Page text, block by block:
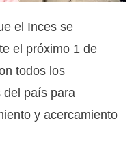
el Inces se
el próximo 1 de
todos los
del país para
y acercamiento